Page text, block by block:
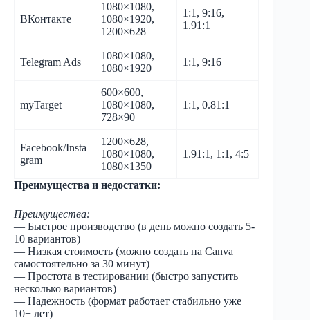
ВКонтакте
1080×1080,
1080×1920,
1200×628
1:1, 9:16,
1.91:1
Telegram Ads
1080×1080,
1080×1920
1:1, 9:16
myTarget
600×600,
1080×1080,
728×90
1:1, 0.81:1
Facebook/Insta
gram
1200×628,
1080×1080,
1080×1350
1.91:1, 1:1, 4:5
Преимущества и недостатки:
Преимущества:
— Быстрое производство (в день можно создать 5-
10 вариантов)
— Низкая стоимость (можно создать на Canva
самостоятельно за 30 минут)
— Простота в тестировании (быстро запустить
несколько вариантов)
— Надежность (формат работает стабильно уже
10+ лет)